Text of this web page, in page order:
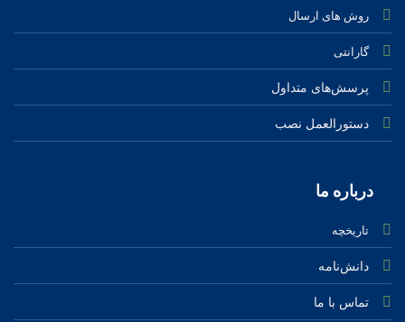
روش های ارسال
گارانتی
پرسش‌های متداول
دستورالعمل نصب
درباره ‌ما
تاریخچه
دانش‌نامه
تماس‌ با‌ ما